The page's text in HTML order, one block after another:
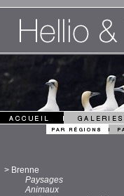
> Brenne
Paysages
Animaux